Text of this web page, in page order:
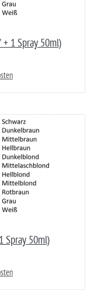
1 Spray 50ml)
Spray 50ml)